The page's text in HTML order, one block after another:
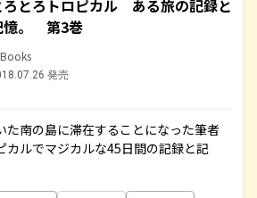
ろとろトロピカル ある旅の記録と
憶。 第3巻
発売
た南の島に滞在することになった筆者
カルでマジカルな45日間の記録と記